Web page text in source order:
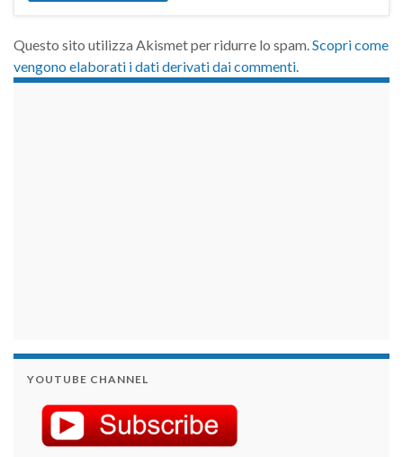
Questo sito utilizza Akismet per ridurre lo spam. Scopri come
vengono elaborati i dati derivati dai commenti
YOUTUBE CHANNEL